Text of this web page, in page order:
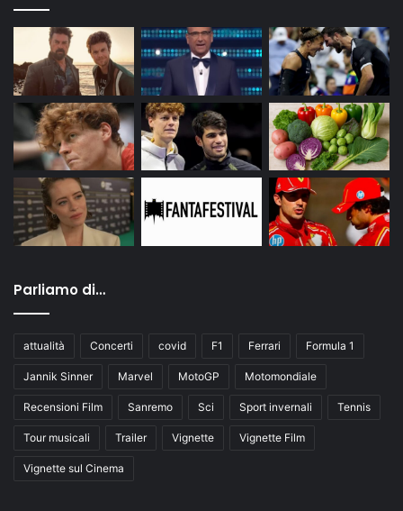
Parliamo di…
attualità Concerti covid F1 Ferrari Formula 1
Jannik Sinner Marvel MotoGP Motomondiale
Recensioni Film Sanremo Sci Sport invernali Tennis
Tour musicali Trailer Vignette Vignette Film
Vignette sul Cinema